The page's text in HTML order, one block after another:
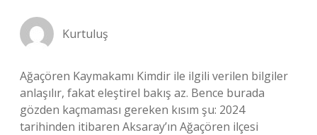
Kurtuluş
Ağaçören Kaymakamı Kimdir ile ilgili verilen bilgiler
anlaşılır, fakat eleştirel bakış az. Bence burada
gözden kaçmaması gereken kısım şu: 2024
tarihinden itibaren Aksaray’ın Ağaçören ilçesi